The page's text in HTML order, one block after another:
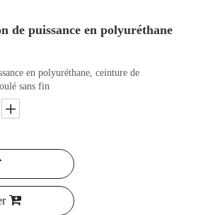
de puissance en polyuréthane
en polyuréthane, ceinture de
sans fin